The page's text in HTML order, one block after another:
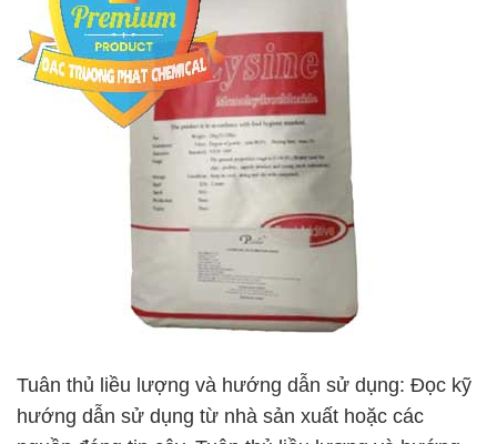
Tuân thủ liều lượng và hướng dẫn sử dụng: Đọc kỹ
hướng dẫn sử dụng từ nhà sản xuất hoặc các